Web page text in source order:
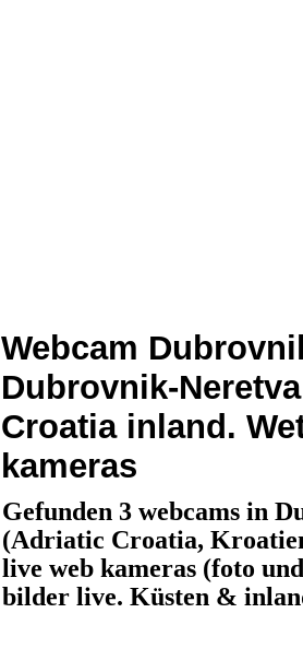
Webcam
Dubrovnik-
Croatia inland.
kameras
Gefunden 3 webcams in
(Adriatic Croatia,
live web kameras (foto
bilder live. Küsten &